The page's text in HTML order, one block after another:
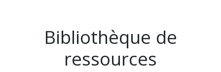
Bibliothèque de
ressources